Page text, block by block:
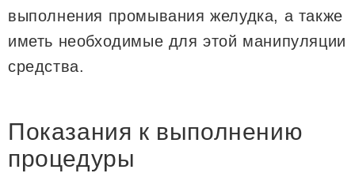
выполнения промывания желудка, а также
иметь необходимые для этой манипуляции
средства.
Показания к выполнению
процедуры